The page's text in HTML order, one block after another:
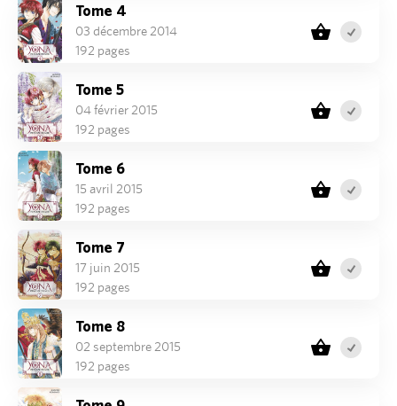
Tome 4
03 décembre 2014
192 pages
Tome 5
04 février 2015
192 pages
Tome 6
15 avril 2015
192 pages
Tome 7
17 juin 2015
192 pages
Tome 8
02 septembre 2015
192 pages